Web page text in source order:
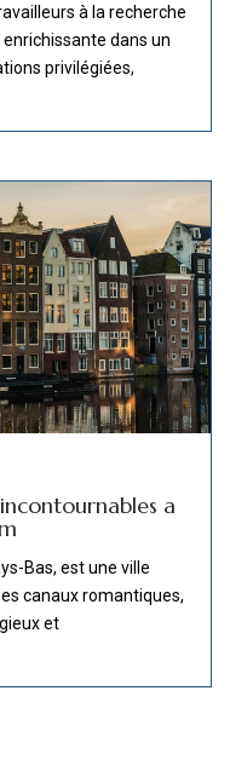
à la recherche
dans un
privilégiées,
a
Bas, est une ville
canaux romantiques,
et